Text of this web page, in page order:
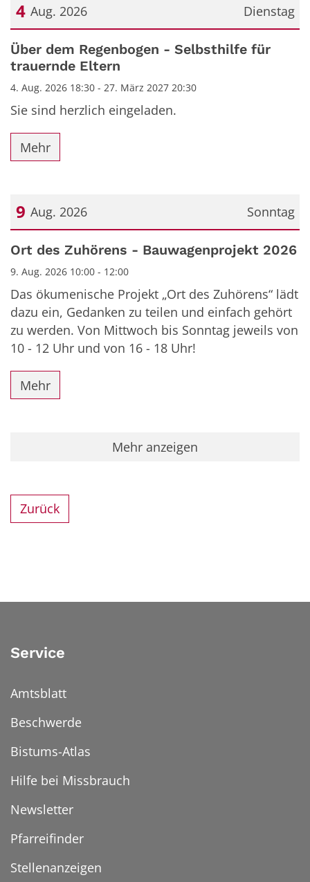
Dienstag
4 Aug. 2026
Datum: 4. August 2026
Über dem Regenbogen - Selbsthilfe für
trauernde Eltern
4. Aug. 2026 18:30 - 27. März 2027 20:30
Sie sind herzlich eingeladen.
Mehr
Sonntag
9 Aug. 2026
Datum: 9. August 2026
Ort des Zuhörens - Bauwagenprojekt 2026
9. Aug. 2026 10:00 - 12:00
Das ökumenische Projekt „Ort des Zuhörens“ lädt
dazu ein, Gedanken zu teilen und einfach gehört
zu werden. Von Mittwoch bis Sonntag jeweils von
10 - 12 Uhr und von 16 - 18 Uhr!
Mehr
Mehr anzeigen
Zurück
Service
Amtsblatt
Beschwerde
Bistums-Atlas
Hilfe bei Missbrauch
Newsletter
Pfarreifinder
Stellenanzeigen